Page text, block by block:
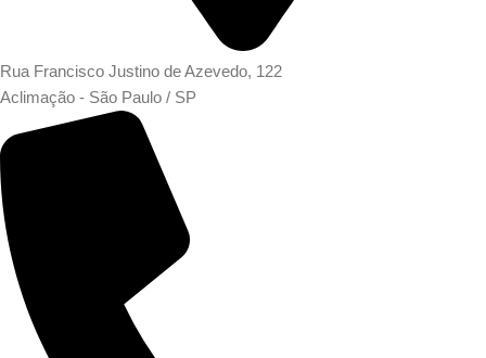
Rua Francisco Justino de Azevedo, 122
Aclimação - São Paulo / SP